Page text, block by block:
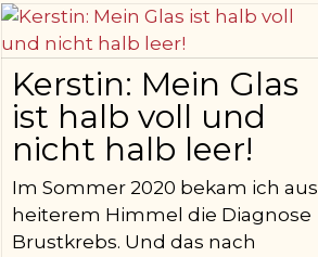
Kerstin: Mein Glas
ist halb voll und
nicht halb leer!
Im Sommer 2020 bekam ich aus
heiterem Himmel die Diagnose
Brustkrebs. Und das nach